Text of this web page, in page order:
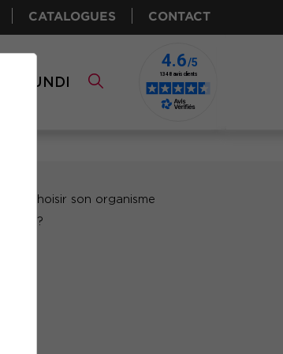
CATALOGUES CONTACT
COMUNDI